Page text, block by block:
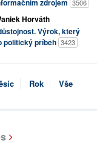
3506
Horváth
Výrok, který
politický příběh 3423
Rok Vše